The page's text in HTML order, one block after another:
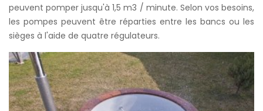
peuvent pomper jusqu'à 1,5 m3 / minute. Selon vos besoins,
les pompes peuvent être réparties entre les bancs ou les
sièges à l'aide de quatre régulateurs.